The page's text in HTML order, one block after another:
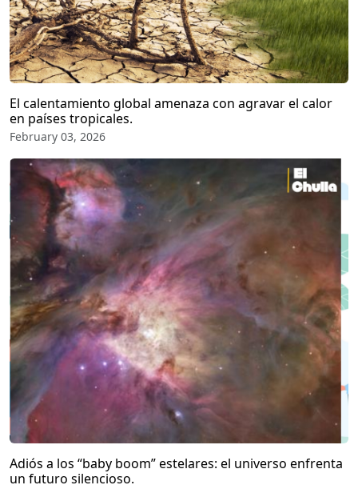
El calentamiento global amenaza con agravar el calor
en países tropicales.
February 03, 2026
Adiós a los “baby boom” estelares: el universo enfrenta
un futuro silencioso.